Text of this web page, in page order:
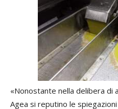
«Nonostante nella delibera di
Agea si reputino le